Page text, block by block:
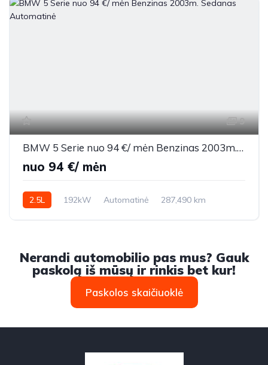
9
BMW 5 Serie nuo 94 €/ mėn Benzinas 2003m. Sedanas Automatinė
nuo 94 €/ mėn
2.5L 192kW Automatinė
287,490 km
Nerandi automobilio pas mus? Gauk
paskolą iš mūsų ir rinkis bet kur!
Paskolos skaičiuoklė